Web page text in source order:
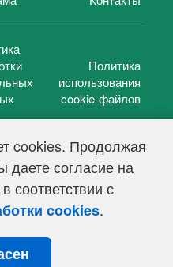
cookies. Продолжая
даете согласие на
соответствии с
cookies.
Политика
использования
cookie-файлов
г.
Эл № ФС 77-39848, выдано
сфере связи,
коммуникаций